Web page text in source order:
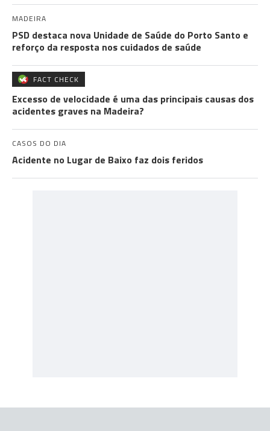
MADEIRA
PSD destaca nova Unidade de Saúde do Porto Santo e
reforço da resposta nos cuidados de saúde
FACT CHECK
Excesso de velocidade é uma das principais causas dos
acidentes graves na Madeira?
CASOS DO DIA
Acidente no Lugar de Baixo faz dois feridos